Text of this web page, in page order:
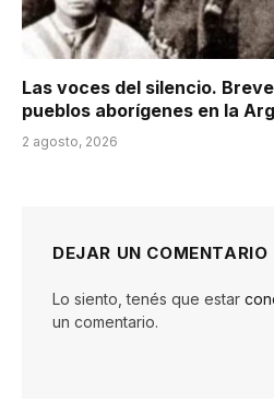
Las voces del silencio.
pueblos aborígenes en la
2 agosto, 2026
DEJAR UN COMENTARIO
Lo siento, tenés que estar
un comentario.